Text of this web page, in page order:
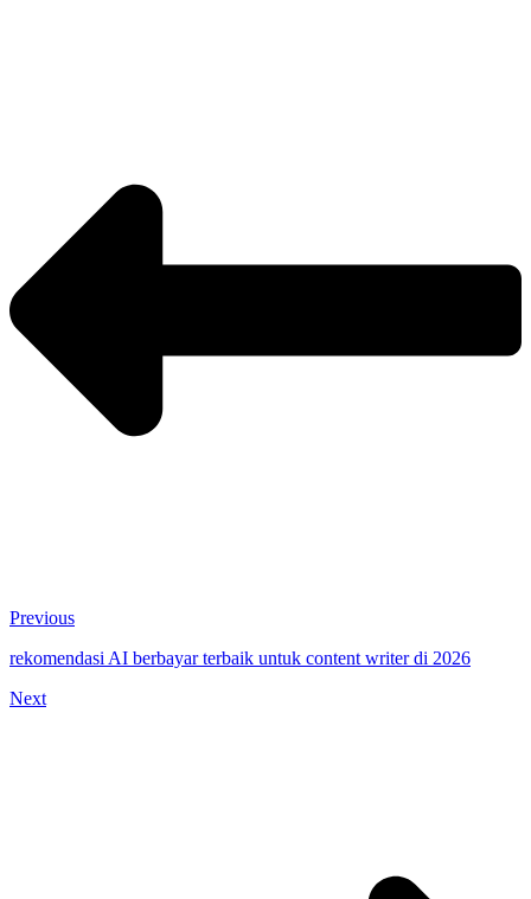
Previous
rekomendasi AI berbayar terbaik untuk content writer di 2026
Next